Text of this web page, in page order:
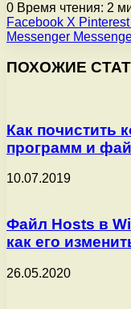
0 Время чтения: 2
Facebook X Pinterest
Messenger
ПОХОЖИЕ
Как почистить
программ и
10.07.2019
Файл Hosts в
как его
26.05.2020